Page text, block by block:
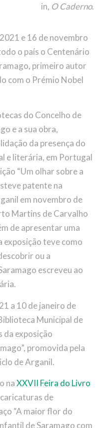
in, O Caderno.
e 16 de novembro
o país o Centenário
primeiro autor
com o Prémio Nobel
do Concelho de
e a sua obra,
da presença do
e literária, em Portugal
“Um olhar sobre a
patente na
em novembro de
Martins de Carvalho
de apresentar uma
exposição teve como
ou a
escreveu ao
a 10 de janeiro de
Municipal de
da exposição
promovida pela
de Arganil.
naXXVII Feira do Livro
de
“A maior flor do
de Saramago com